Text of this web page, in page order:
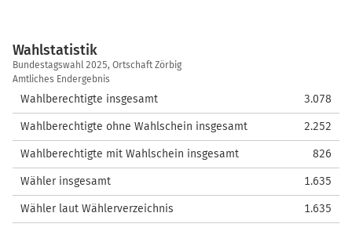
Wahlstatistik
Wahlstatistik
Bundestagswahl 2025, Ortschaft Zörbig
Amtliches Endergebnis
Wahlberechtigte insgesamt 3.078
Wahlberechtigte ohne Wahlschein insgesamt 2.252
Wahlberechtigte mit Wahlschein insgesamt 826
Wähler insgesamt 1.635
Wähler laut Wählerverzeichnis 1.635